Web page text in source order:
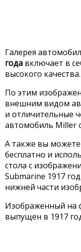
Галерея
года включает в
высокого качества.
По этим
внешним видом
и отличительные
автомобиль Miller
А также вы
бесплатно и
стола с
Submarine 1917
нижней части
Изображенный на
выпущен в 1917